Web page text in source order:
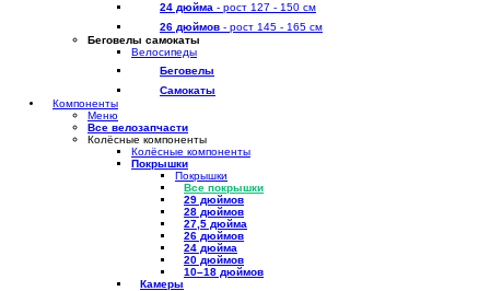
24 дюйма - рост 127 - 150 см
26 дюймов - рост 145 - 165 см
Беговелы самокаты
Велосипеды
Беговелы
Самокаты
Компоненты
Меню
Все велозапчасти
Колёсные компоненты
Колёсные компоненты
Покрышки
Покрышки
Все покрышки
29 дюймов
28 дюймов
27,5 дюйма
26 дюймов
24 дюйма
20 дюймов
10–18 дюймов
Камеры